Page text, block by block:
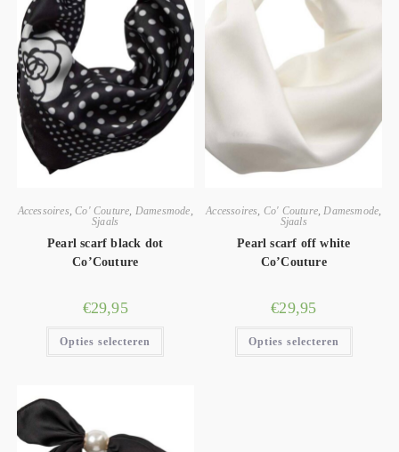
Accessoires ,Co' Couture Damesmode
Sjaals
Pearl scarf black dot
Co’Couture
€29,95
Opties selecteren
Accessoires Co' Couture, Damesmode
Sjaals
Pearl scarf off white
Co’Couture
€29,95
Opties selecteren